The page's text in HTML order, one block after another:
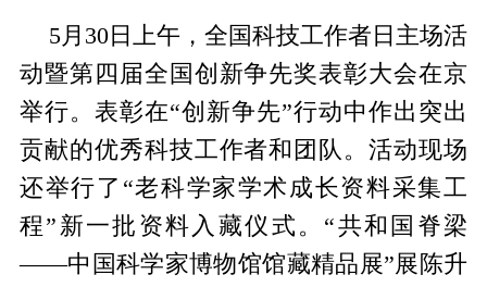
5月30日上午，全国科技工作者日主场活
动暨第四届全国创新争先奖表彰大会在京
举行。表彰在“创新争先”行动中作出突出
贡献的优秀科技工作者和团队。活动现场
还举行了“老科学家学术成长资料采集工
程”新一批资料入藏仪式。“共和国脊梁
——中国科学家博物馆馆藏精品展”展陈升